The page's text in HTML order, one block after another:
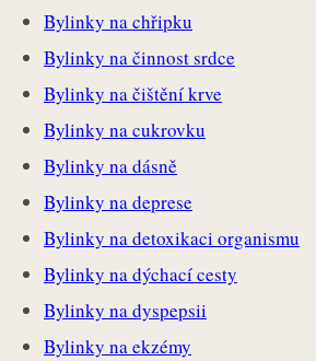
Bylinky na chřipku
Bylinky na činnost srdce
Bylinky na čištění krve
Bylinky na cukrovku
Bylinky na dásně
Bylinky na deprese
Bylinky na detoxikaci organismu
Bylinky na dýchací cesty
Bylinky na dyspepsii
Bylinky na ekzémy